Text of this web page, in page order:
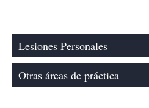
Lesiones Personales
Otras áreas de práctica